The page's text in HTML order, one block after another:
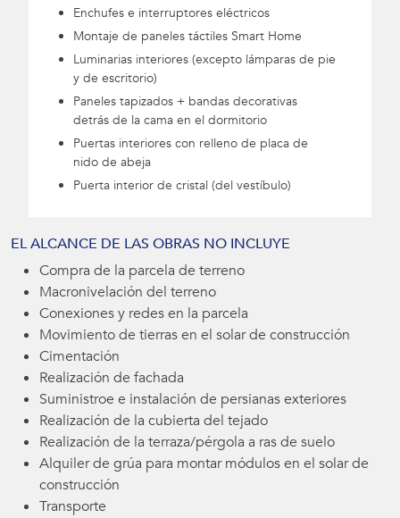
Enchufes e interruptores eléctricos
Montaje de paneles táctiles Smart Home
Luminarias interiores (excepto lámparas de pie
y de escritorio)
Paneles tapizados + bandas decorativas
detrás de la cama en el dormitorio
Puertas interiores con relleno de placa de
nido de abeja
Puerta interior de cristal (del vestíbulo)
EL ALCANCE DE LAS OBRAS NO INCLUYE
Compra de la parcela de terreno
Macronivelación del terreno
Conexiones y redes en la parcela
Movimiento de tierras en el solar de construcción
Cimentación
Realización de fachada
Suministroe e instalación de persianas exteriores
Realización de la cubierta del tejado
Realización de la terraza/pérgola a ras de suelo
Alquiler de grúa para montar módulos en el solar de
construcción
Transporte